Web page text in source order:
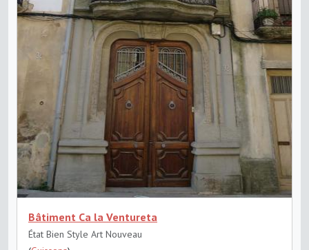
Bâtiment Ca la Ventureta
État Bien Style Art Nouveau